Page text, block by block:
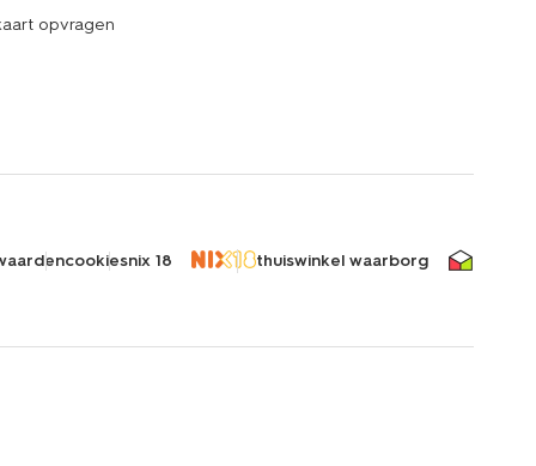
opvragen
cookiesnix 18 thuiswinkel waarborg